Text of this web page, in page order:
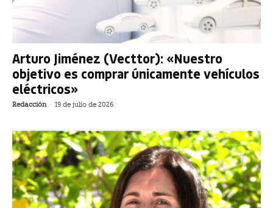
Arturo Jiménez (Vecttor): «Nuestro
objetivo es comprar únicamente vehículos
eléctricos»
Redacción - 19 de julio de 2026